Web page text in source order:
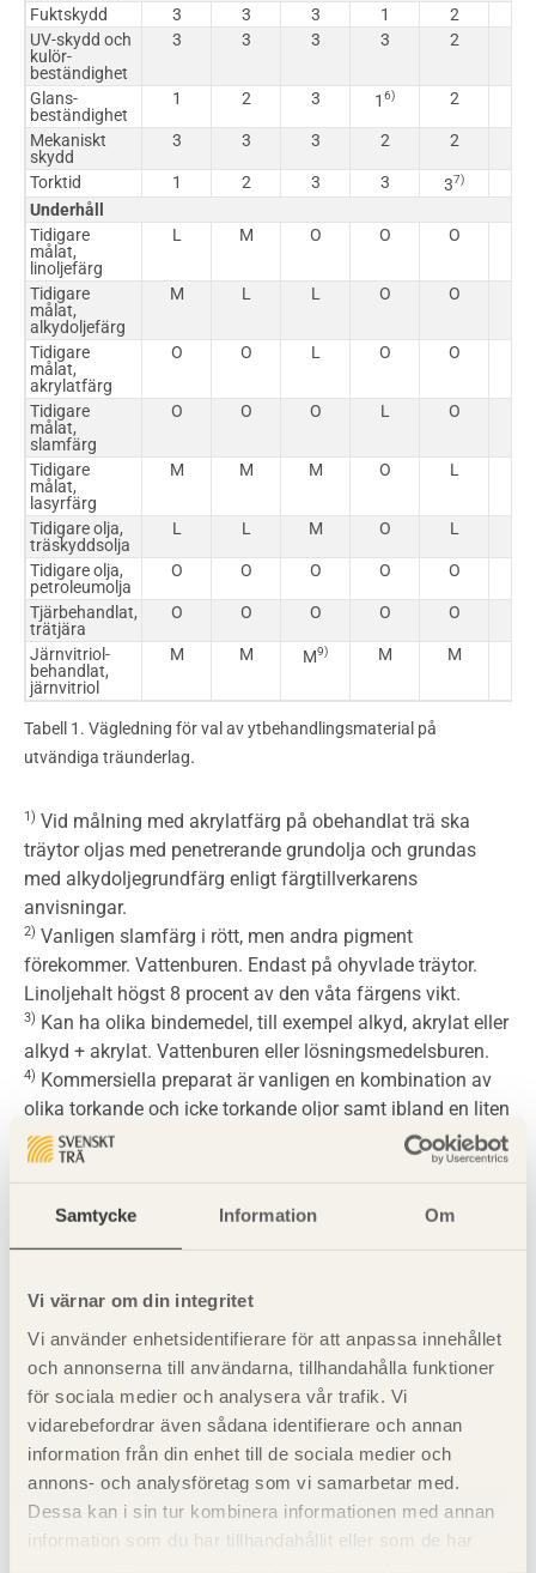
Samtycke Information Om
Vi värnar om din integritet
Vi använder enhetsidentifierare för att anpassa innehållet
och annonserna till användarna, tillhandahålla funktioner
för sociala medier och analysera vår trafik. Vi
vidarebefordrar även sådana identifierare och annan
information från din enhet till de sociala medier och
annons- och analysföretag som vi samarbetar med.
Dessa kan i sin tur kombinera informationen med annan
information som du har tillhandahållit eller som de har
Fuktskydd
3 3 3 1 2
UV-skydd och
kulör-
beständighet
3 3 3 3 2
Glans-
beständighet
1 2 3 1 6) 2
Mekaniskt
skydd
3 3 3 2 2
Torktid 1 2 3 3 37)
Underhåll
Tidigare
målat,
linoljefärg
L M O O O
Tidigare
målat,
alkydoljefärg
M L L O O
Tidigare
målat,
akrylatfärg
O O L O O
Tidigare
målat,
slamfärg
O O O L O
Tidigare
målat,
lasyrfärg
M M M O L
Tidigare olja,
träskyddsolja
L L M O L
Tidigare olja,
petroleumolja
O O O O O
Tjärbehandlat,
trätjära
O O O O O
Järnvitriol-
behandlat,
järnvitriol
M M M9) M M
Tabell 1. Vägledning för val av ytbehandlingsmaterial på
utvändiga träunderlag.
1) Vid målning med akrylatfärg på obehandlat trä ska
träytor oljas med penetrerande grundolja och grundas
med alkydoljegrundfärg enligt färgtillverkarens
anvisningar.
2) Vanligen slamfärg i rött, men andra pigment
förekommer. Vattenburen. Endast på ohyvlade träytor.
Linoljehalt högst 8 procent av den våta färgens vikt.
3) Kan ha olika bindemedel, till exempel alkyd, akrylat eller
alkyd + akrylat. Vattenburen eller lösningsmedelsburen.
4) Kommersiella preparat är vanligen en kombination av
olika torkande och icke torkande oljor samt ibland en liten
beståndsdel av fungicid, ett ämne mot angrepp av
mikroorganismer. Oljor som innehåller vax bör undvikas.
Stark lukt.
6)Slamfärger har en matt yta.
8)För lasyr med alkyd som bindemedel är torktiden 2.
9)Träytor ska grundas med penetrerande grundolja och
därefter en strykning med alkydoljegrundfärg före
målning med toppfärgen.
Se även
Ytbehandling – begrepp och